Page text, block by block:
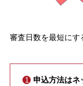
審査日数を最短にす
申込方法はネ